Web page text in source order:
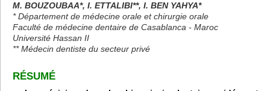
M. BOUZOUBAA*, I. ETTALIBI**, I. BEN YAHYA*
* Département de médecine orale et chirurgie orale
Faculté de médecine dentaire de Casablanca - Maroc
Université Hassan II
** Médecin dentiste du secteur privé
RÉSUMÉ